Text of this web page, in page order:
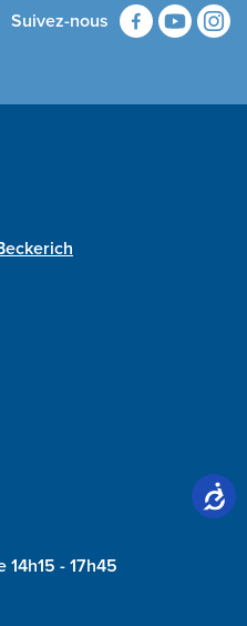
Suivez-nous
- 17h45